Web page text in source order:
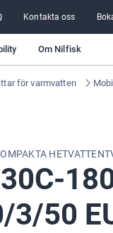
Kontakta oss
Om Nilfisk
för varmvatten
3/50